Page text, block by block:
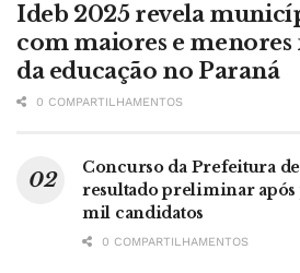
Ideb 2025 revela
com maiores e menores
da educação no Paraná
0 COMPARTILHAMENTOS
Concurso da Prefeitura
resultado preliminar após
mil candidatos
0 COMPARTILHAMENTOS